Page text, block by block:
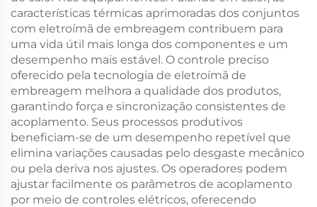
características térmicas aprimoradas dos conjuntos
com eletroímã de embreagem contribuem para
uma vida útil mais longa dos componentes e um
desempenho mais estável. O controle preciso
oferecido pela tecnologia de eletroímã de
embreagem melhora a qualidade dos produtos,
garantindo força e sincronização consistentes de
acoplamento. Seus processos produtivos
beneficiam-se de um desempenho repetível que
elimina variações causadas pelo desgaste mecânico
ou pela deriva nos ajustes. Os operadores podem
ajustar facilmente os parâmetros de acoplamento
por meio de controles elétricos, oferecendo